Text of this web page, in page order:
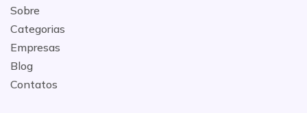
Sobre
Categorias
Empresas
Blog
Contatos